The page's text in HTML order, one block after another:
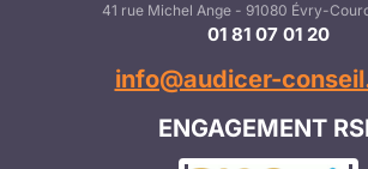
41 rue Michel Ange - 91080 Évry-
01 81 07 01 20
info@audicer-
ENGAGEMENT